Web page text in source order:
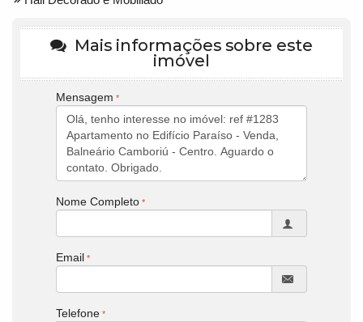
Mais informações sobre este
imóvel
Mensagem
Nome Completo
Email
Telefone